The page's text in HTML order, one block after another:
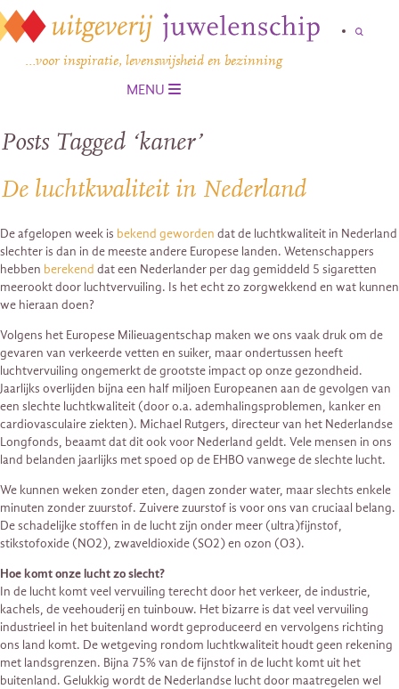
…voor inspiratie, levenswijsheid en bezinning
MENU
Posts Tagged ‘kaner’
De luchtkwaliteit in Nederland
De afgelopen week is bekend geworden dat de luchtkwaliteit in Nederland
slechter is dan in de meeste andere Europese landen. Wetenschappers
hebben berekend dat een Nederlander per dag gemiddeld 5 sigaretten
meerookt door luchtvervuiling. Is het echt zo zorgwekkend en wat kunnen
we hieraan doen?
Volgens het Europese Milieuagentschap maken we ons vaak druk om de
gevaren van verkeerde vetten en suiker, maar ondertussen heeft
luchtvervuiling ongemerkt de grootste impact op onze gezondheid.
Jaarlijks overlijden bijna een half miljoen Europeanen aan de gevolgen van
een slechte luchtkwaliteit (door o.a. ademhalingsproblemen, kanker en
cardiovasculaire ziekten). Michael Rutgers, directeur van het Nederlandse
Longfonds, beaamt dat dit ook voor Nederland geldt. Vele mensen in ons
land belanden jaarlijks met spoed op de EHBO vanwege de slechte lucht.
We kunnen weken zonder eten, dagen zonder water, maar slechts enkele
minuten zonder zuurstof. Zuivere zuurstof is voor ons van cruciaal belang.
De schadelijke stoffen in de lucht zijn onder meer (ultra)fijnstof,
stikstofoxide (NO2), zwaveldioxide (SO2) en ozon (O3).
Hoe komt onze lucht zo slecht?
In de lucht komt veel vervuiling terecht door het verkeer, de industrie,
kachels, de veehouderij en tuinbouw. Het bizarre is dat veel vervuiling
industrieel in het buitenland wordt geproduceerd en vervolgens richting
ons land komt. De wetgeving rondom luchtkwaliteit houdt geen rekening
met landsgrenzen. Bijna 75% van de fijnstof in de lucht komt uit het
buitenland. Gelukkig wordt de Nederlandse lucht door maatregelen wel